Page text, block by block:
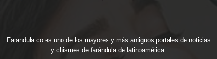
Farandula.co es uno de los mayores y más antiguos portales de noticias
y chismes de farándula de latinoamérica.